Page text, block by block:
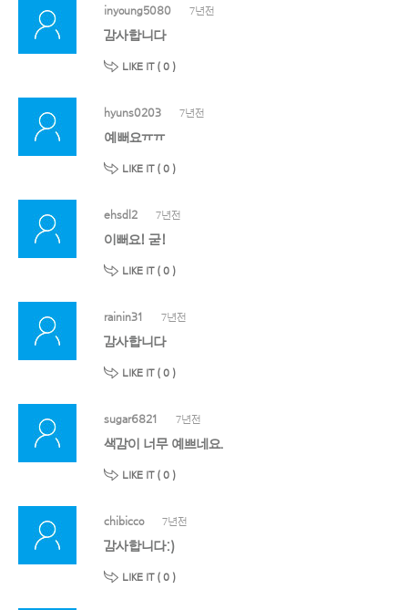
inyoung5080 7년전
감사합니다
LIKE IT ( 0 )
hyuns0203 7년전
예뻐요ㅠㅠ
LIKE IT ( 0 )
ehsdl2 7년전
이뻐요! 굳!
LIKE IT ( 0 )
rainin31 7년전
감사합니다
LIKE IT ( 0 )
sugar6821 7년전
색감이 너무 예쁘네요.
LIKE IT ( 0 )
chibicco 7년전
감사합니다:)
LIKE IT ( 0 )